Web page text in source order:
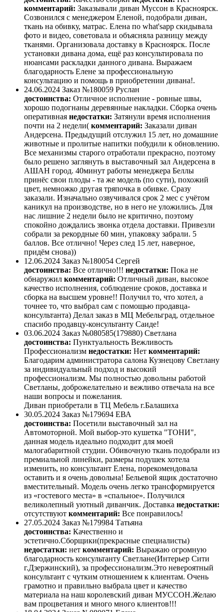
комментарий: Заказывали диван Муссон в Красноярск.
Созвонился с менеджером Еленой, подобрали диван,
ткань на обивку, матрас. Елена по what'sapp скидывала
фото и видео, советовала и объясняла разницу между
тканями. Организовала доставку в Красноярск. После
установки дивана дома, ещё раз консультировала по
нюансами раскладки данного дивана. Выражаем
благодарность Елене за профессиональную
консультацию и помощь в приобретении дивана!.
24.06.2024 Заказ №180059 Руслан
достоинства: Отличное исполнение - ровные швы,
хорошо подогнаны деревянные накладки. Сборка очень
оперативная недостатки: Затянули время исполнения
почти на 2 недели( комментарий: Заказали диван
Андерсена. Предыдущий отслужил 15 лет, но домашние
животные и пролитые напитки побудили к обновлению.
Все механизмы старого отработали прекрасно, поэтому
было решено заглянуть в выставочный зал Андерсена в
АШАН город. 40минут работы менеджера Беллы
принёс свои плоды - та же модель (по сути), похожий
цвет, немножко другая тряпочка в обивке. Сразу
заказали. Изначально озвучивался срок 2 мес с учётом
каникул на производстве, но в него не уложились. Для
нас лишние 2 недели было не критично, поэтому
спокойно дождались звонка отдела доставки. Привезли
собрали за рекордные 60 мин, упаковку забрали. 5
баллов. Все отлично! Через след 15 лет, наверное,
придём снова))
12.06.2024 Заказ №180054 Сергей
достоинства: Все отлично!!! недостатки: Пока не
обнаружил комментарий: Отличный диван, высокое
качество исполнения, соблюдение сроков, доставка и
сборка на высшем уровне!! Получил то, что хотел, а
точнее то, что выбрал сам с помощью продавца-
консультанта) Делал заказ в МЦ Мебельград, отдельное
спасибо продавцу-консультанту Саиде!
03.06.2024 Заказ №080585(179880) Светлана
достоинства: Пунктуальность Вежливость
Профессионализм недостатки: Нет комментарий:
Благодарим администратора салона Кузнецову Светлану
за индивидуальный подход и высокий
профессионализм. Мы полностью довольны работой
Светланы, доброжелательно и вежливо отвечала на все
наши вопросы и пожелания.
Диван приобретали в ТЦ Мебель г.Балашиха
30.05.2024 Заказ №179694 ЕВА
достоинства: Посетили выставочный зал на
Автомоторной. Мой выбор-это кушетка "ТОНИ",
данная модель идеально подходит для моей
малогабаритной студии. Обивочную ткань подобрали из
премиальной линейки, размеры подушек хотела
изменить, но консультант Елена, порекомендовала
оставить и я очень довольна! Бельевой ящик достаточно
вместительный. Модель очень легко трансформируется
из «гостевого места» в «спальное». Получился
великолепный уютный диванчик. Доставка недостатки:
отсутствуют комментарий: Все понравилось!
27.05.2024 Заказ №179984 Татьяна
достоинства: Качественно и
эстетично.Сборщики(прекрасные специалисты)
недостатки: нет комментарий: Выражаю огромную
благодарность консультанту Светлане(Интерьер Сити
г.Дзержинский), за профессионализм.Это невероятный
консультант с чутким отношением к клиентам. Очень
грамотно и правильно выбрала цвет и качество
материала на наш королевский диван МУССОН.Желаю
вам процветания и много много клиентов!!!